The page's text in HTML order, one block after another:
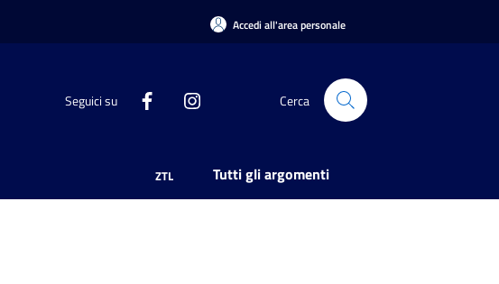
Accedi all'area personale
Seguici su Cerca
ZTL Tutti gli argomenti